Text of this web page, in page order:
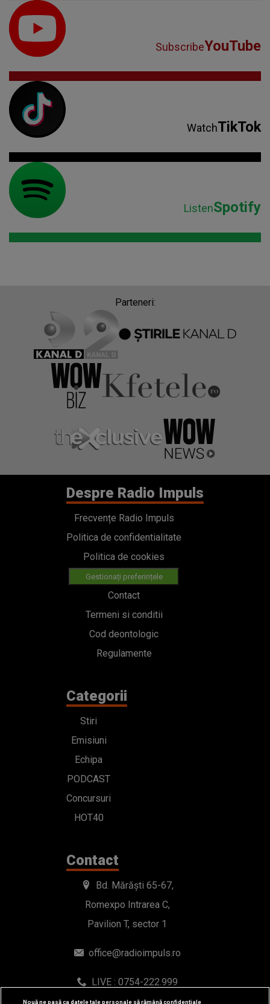
SubscribeYouTube
WatchTikTok
ListenSpotify
Parteneri:
Despre Radio Impuls
Frecvențe Radio Impuls
Politica de confidentialitate
Politica de cookies
Gestionați preferințele
Contact
Termeni si conditii
Cod deontologic
Regulamente
Categorii
Stiri
Emisiuni
Echipa
PODCAST
Concursuri
HOT40
Contact
Bd. Mărăști 65-67,
Romexpo Intrarea C,
Pavilion T, sector 1
office@radioimpuls.ro
LIVE : 0754-222.999
WhatsApp: 0754-222.999
Nouă ne pasă ca datele tale personale să rămână confidențiale